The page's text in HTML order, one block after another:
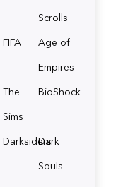
Scrolls
FIFA
Age of
Empires
The
Sims
BioShock
Darksiders
Dark
Souls